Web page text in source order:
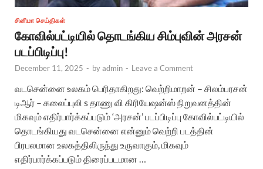
சினிமா செய்திகள்
கோவில்பட்டியில் தொடங்கிய சிம்புவின் அரசன்
படப்பிடிப்பு!
December 11, 2025 - byadmin - Leave a Comment
வடசென்னை உலகம் பெரிதாகிறது: வெற்றிமாறன் – சிலம்பரசன்
டிஆர் – கலைப்புலி s தாணு வி கிரியேஷன்ஸ் நிறுவனத்தின்
மிகவும் எதிர்பார்க்கப்படும் ‘அரசன்’ படப்பிடிப்பு கோவில்பட்டியில்
தொடங்கியது வடசென்னை என்னும் வெற்றி படத்தின்
பிரபலமான உலகத்திலிருந்து உருவாகும், மிகவும்
எதிர்பார்க்கப்படும் திரைப்படமான …